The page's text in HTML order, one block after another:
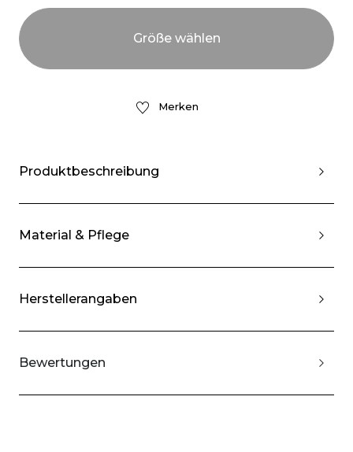
Merken
Produktbeschreibung
Material & Pflege
Herstellerangaben
Bewertungen